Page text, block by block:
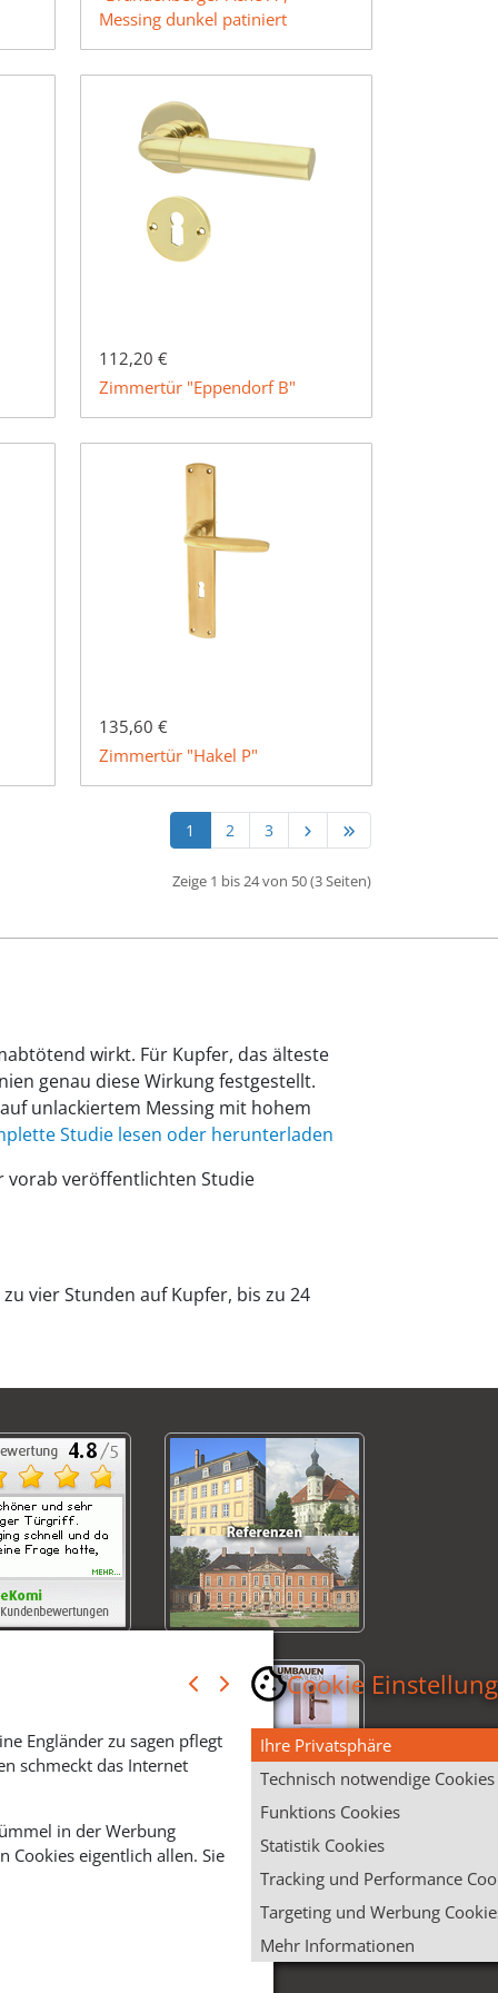
Messing dunkel patiniert
112,20 €
Zimmertür "Eppendorf B"
135,60 €
Zimmertür "Hakel P"
1 2 3
Zeige 1 bis 24 von 50 (3 Seiten)
wirkt. Für Kupfer, das älteste
genau diese Wirkung festgestellt.
unlackiertem Messing mit hohem
Studie lesen oder herunterladen
vorab veröffentlichten Studie
vier Stunden auf Kupfer, bis zu 24
Engländer zu sagen pflegt
schmeckt das Internet
in der Werbung
Cookies eigentlich allen. Sie
Cookie
Ihre Privatsphäre
Technisch notwendige Cookies
Funktions Cookies
Statistik Cookies
Tracking und Performance
Targeting und Werbung
Mehr Informationen